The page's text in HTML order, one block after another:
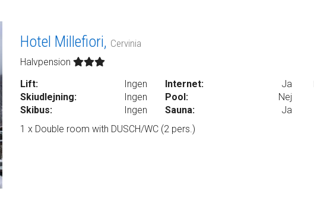
Hotel Millefiori, Cervinia
Halvpension
Lift:
Ingen
Skiudlejning:
Ingen
Skibus:
Ingen
Internet:
Ja
Pool:
Nej
Sauna:
Ja
1 x Double room with DUSCH/WC (2 pers.)